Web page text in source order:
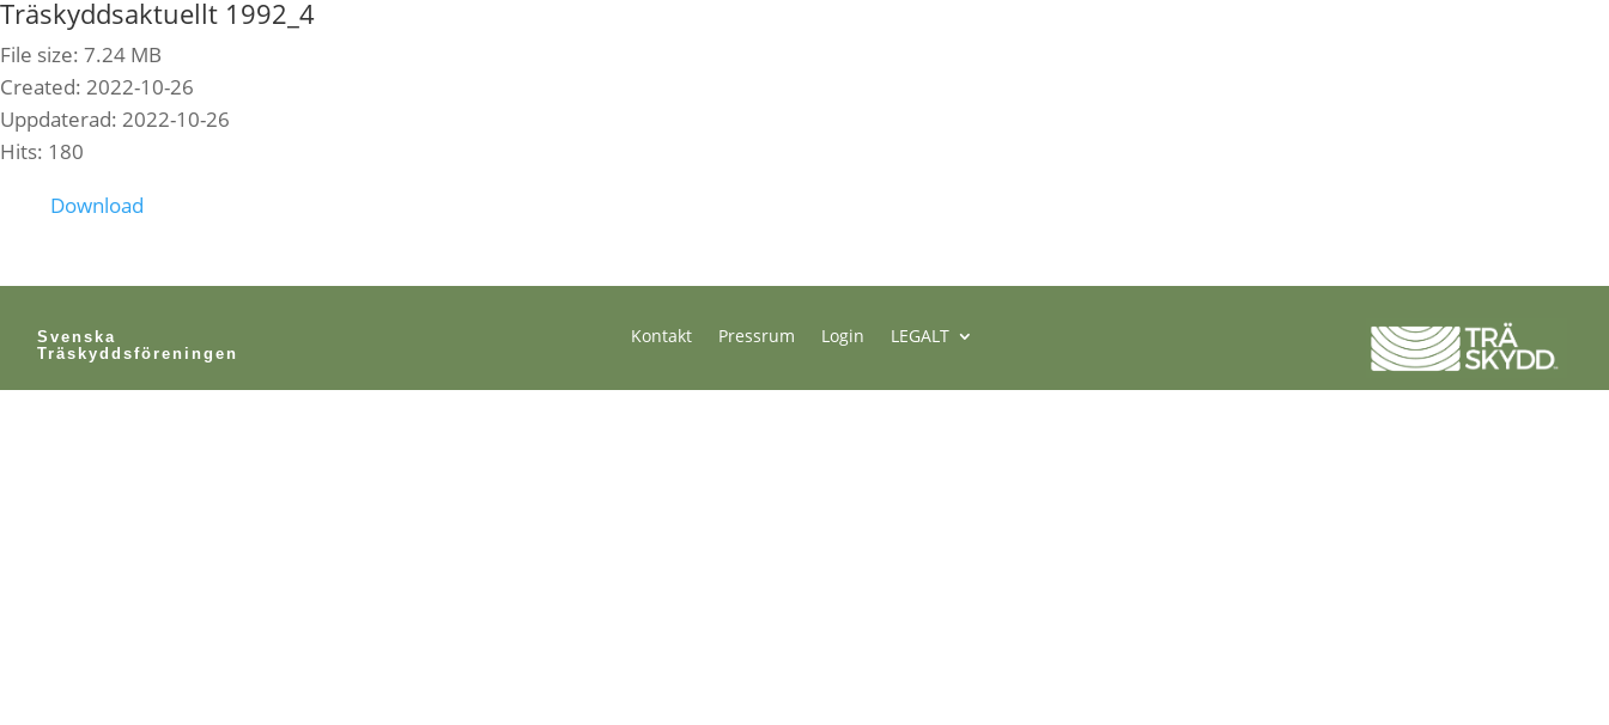
Träskyddsaktuellt 1992_4
File size: 7.24 MB
Created: 2022-10-26
Uppdaterad: 2022-10-26
Hits: 180
Download
Svenska
Träskyddsföreningen
Kontakt Pressrum Login LEGALT